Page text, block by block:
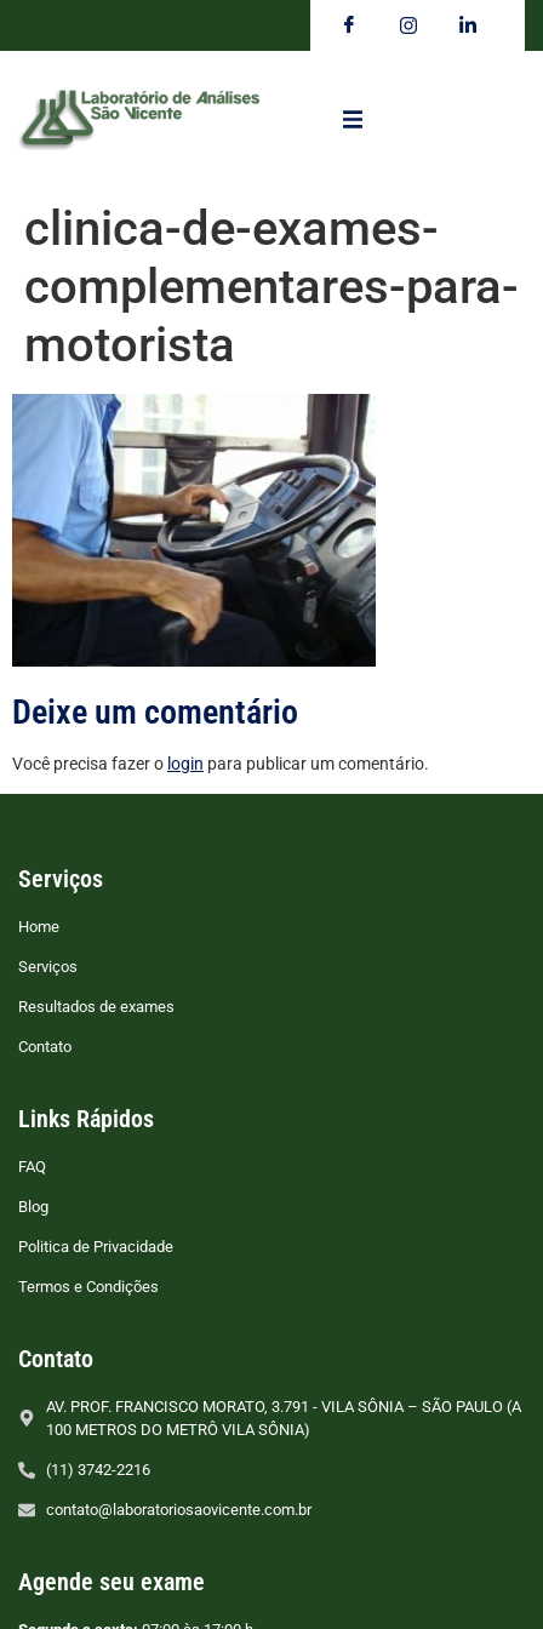
clinica-de-exames-
complementares-para-
motorista
Deixe um comentário
Você precisa fazer o login para publicar um comentário.
Serviços
Home
Serviços
Resultados de exames
Contato
Links Rápidos
FAQ
Blog
Politica de Privacidade
Termos e Condições
Contato
AV. PROF. FRANCISCO MORATO, 3.791 - VILA SÔNIA – SÃO PAULO (A
100 METROS DO METRÔ VILA SÔNIA)
(11) 3742-2216
contato@laboratoriosaovicente.com.br
Agende seu exame